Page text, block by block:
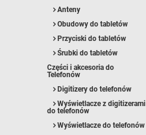
Anteny
Obudowy do tabletów
Przyciski do tabletów
Śrubki do tabletów
Części i akcesoria do
Telefonów
Digitizery do telefonów
Wyświetlacze z digitizerami
do telefonów
Wyświetlacze do telefonów